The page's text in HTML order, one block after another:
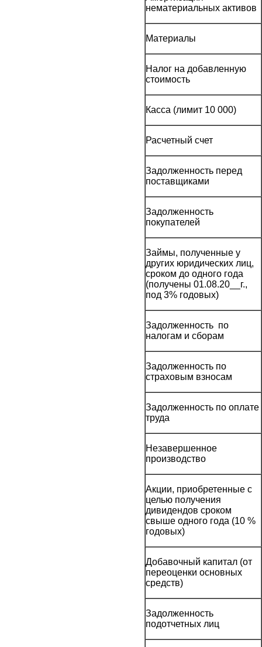
нематериальных активов
Материалы
Налог на добавленную
стоимость
Касса (лимит 10 000)
Расчетный счет
Задолженность перед
поставщиками
Задолженность
покупателей
Займы, полученные у
других юридических лиц,
сроком до одного года
(получены 01.08.20__г.,
под 3% годовых)
Задолженность по
налогам и сборам
Задолженность по
страховым взносам
Задолженность по оплате
труда
Незавершенное
производство
Акции, приобретенные с
целью получения
дивидендов сроком
свыше одного года (10 %
годовых)
Добавочный капитал (от
переоценки основных
средств)
Задолженность
подотчетных лиц